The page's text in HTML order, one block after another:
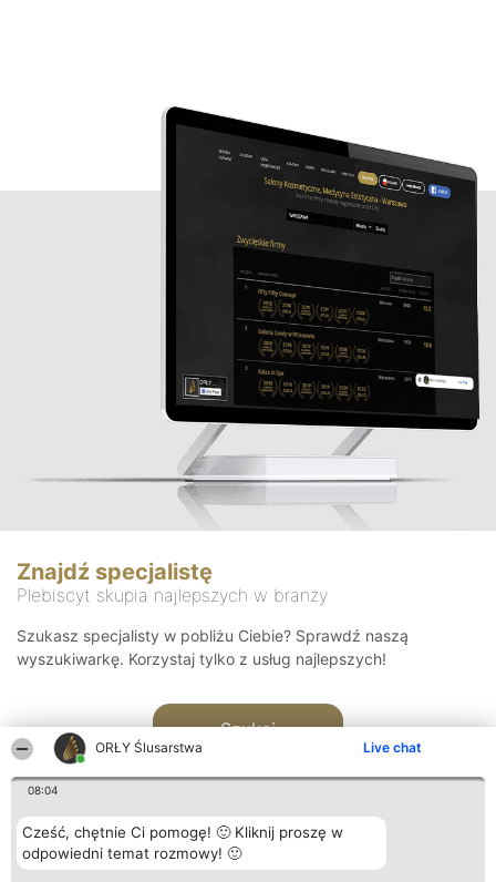
ORŁY Ślusarstwa Live chat
08:04
Cześć, chętnie Ci pomogę! 🙂 Kliknij proszę w
odpowiedni temat rozmowy! 🙂
Znajdź specjalistę
Plebiscyt skupia najlepszych w branży
Szukasz specjalisty w pobliżu Ciebie? Sprawdź naszą
wyszukiwarkę. Korzystaj tylko z usług najlepszych!
Szukaj